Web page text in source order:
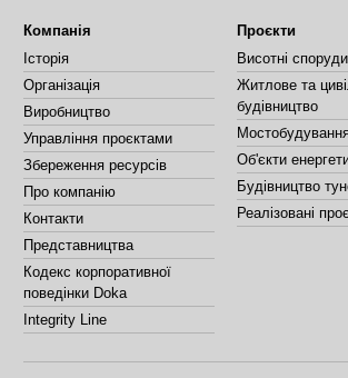
Компанія
Історія
Організація
Виробництво
Управління проєктами
Збереження ресурсів
Про компанію
Контакти
Представництва
Кодекс корпоративної
поведінки Doka
Integrity Line
Проєкти
Висотні споруди
Житлове та
будівництво
Об'єкти
Будівництво
Реалізовані